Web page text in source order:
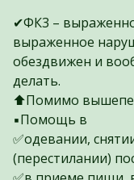
✔ФК3 –
выраженное
обездвижен и
делать.
⬆️Помимо
▪️Помощь в
✅одевании,
(перестилании)